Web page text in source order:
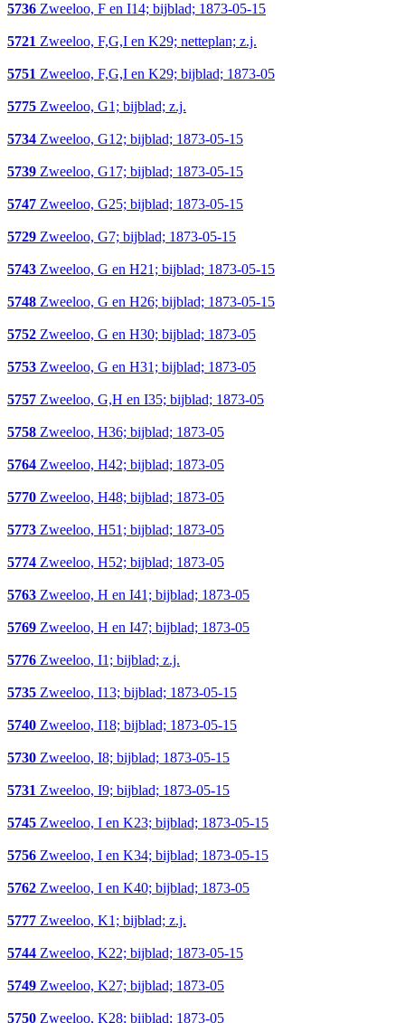
5736 Zweeloo, F en I14; bijblad; 1873-05-15
5721 Zweeloo, F,G,I en K29; netteplan; z.j.
5751 Zweeloo, F,G,I en K29; bijblad; 1873-05
5775 Zweeloo, G1; bijblad; z.j.
5734 Zweeloo, G12; bijblad; 1873-05-15
5739 Zweeloo, G17; bijblad; 1873-05-15
5747 Zweeloo, G25; bijblad; 1873-05-15
5729 Zweeloo, G7; bijblad; 1873-05-15
5743 Zweeloo, G en H21; bijblad; 1873-05-15
5748 Zweeloo, G en H26; bijblad; 1873-05-15
5752 Zweeloo, G en H30; bijblad; 1873-05
5753 Zweeloo, G en H31; bijblad; 1873-05
5757 Zweeloo, G,H en I35; bijblad; 1873-05
5758 Zweeloo, H36; bijblad; 1873-05
5764 Zweeloo, H42; bijblad; 1873-05
5770 Zweeloo, H48; bijblad; 1873-05
5773 Zweeloo, H51; bijblad; 1873-05
5774 Zweeloo, H52; bijblad; 1873-05
5763 Zweeloo, H en I41; bijblad; 1873-05
5769 Zweeloo, H en I47; bijblad; 1873-05
5776 Zweeloo, I1; bijblad; z.j.
5735 Zweeloo, I13; bijblad; 1873-05-15
5740 Zweeloo, I18; bijblad; 1873-05-15
5730 Zweeloo, I8; bijblad; 1873-05-15
5731 Zweeloo, I9; bijblad; 1873-05-15
5745 Zweeloo, I en K23; bijblad; 1873-05-15
5756 Zweeloo, I en K34; bijblad; 1873-05-15
5762 Zweeloo, I en K40; bijblad; 1873-05
5777 Zweeloo, K1; bijblad; z.j.
5744 Zweeloo, K22; bijblad; 1873-05-15
5749 Zweeloo, K27; bijblad; 1873-05
5750 Zweeloo, K28; bijblad; 1873-05